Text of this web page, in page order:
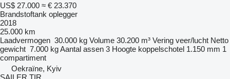
US$ 27.000 ≈ € 23.370
Brandstoftank oplegger
2018
25.000 km
Laadvermogen 30.000 kg Volume 30.200 m³ Vering veer/lucht Netto
gewicht 7.000 kgAantal assen 3 Hoogte koppelschotel 1.150 mm 1
compartiment
Oekraïne, Kyiv
SAILER TIR